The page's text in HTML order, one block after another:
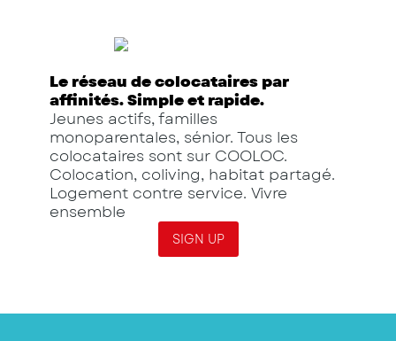
Le réseau de colocataires par
affinités. Simple et rapide.
Jeunes actifs, familles
monoparentales, sénior. Tous les
colocataires sont sur COOLOC.
Colocation, coliving, habitat partagé.
Logement contre service. Vivre
ensemble
SIGN UP